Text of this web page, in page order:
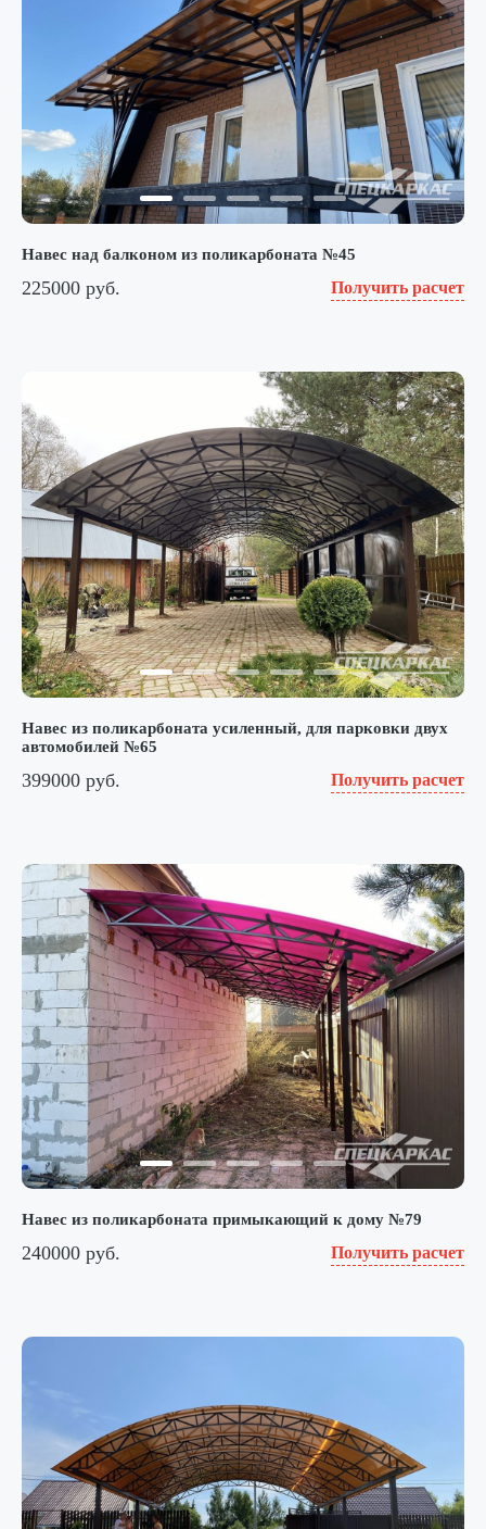
Навес над балконом из поликарбоната №45
225000 руб. Получить расчет
Навес из поликарбоната усиленный, для парковки двух
автомобилей №65
399000 руб. Получить расчет
Навес из поликарбоната примыкающий к дому №79
240000 руб. Получить расчет